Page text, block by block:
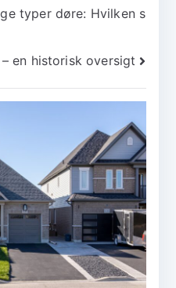
typer døre: Hvilken s
en historisk oversigt